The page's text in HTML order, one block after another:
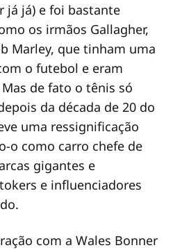
já já) e foi bastante
os irmãos Gallagher,
Marley, que tinham uma
o futebol e eram
de fato o tênis só
da década de 20 do
uma ressignificação
o como carro chefe de
gigantes e
e influenciadores
com a Wales Bonner